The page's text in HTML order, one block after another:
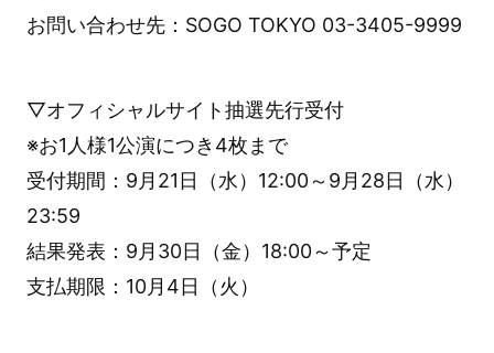
お問い合わせ先：SOGO TOKYO 03-3405-9999
▽オフィシャルサイト抽選先行受付
※お1人様1公演につき4枚まで
受付期間：9月21日（水）12:00～9月28日（水）
23:59
結果発表：9月30日（金）18:00～予定
支払期限：10月4日（火）